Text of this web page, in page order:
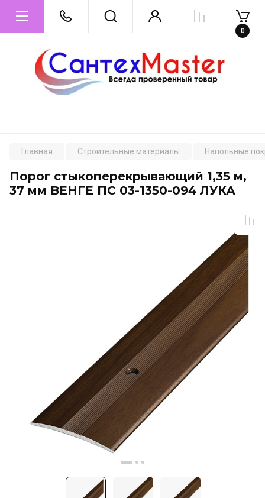
0
Главная Строительные материалы Напольные
Порог стыкоперекрывающий 1,35 м,
37 мм ВЕНГЕ ПС 03-1350-094 ЛУКА